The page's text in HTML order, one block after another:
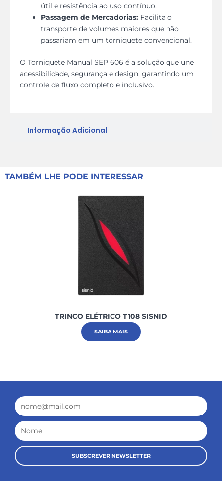
Informação Adicional
útil e resistência ao uso contínuo.
Passagem de Mercadorias: Facilita o
transporte de volumes maiores que não
passariam em um torniquete convencional.
O Torniquete Manual SEP 606 é a solução que une
acessibilidade, segurança e design, garantindo um
controle de fluxo completo e inclusivo.
TAMBÉM LHE PODE INTERESSAR
TRINCO ELÉTRICO T108 SISNID
SAIBA MAIS
Email
Nome
SUBSCREVER NEWSLETTER